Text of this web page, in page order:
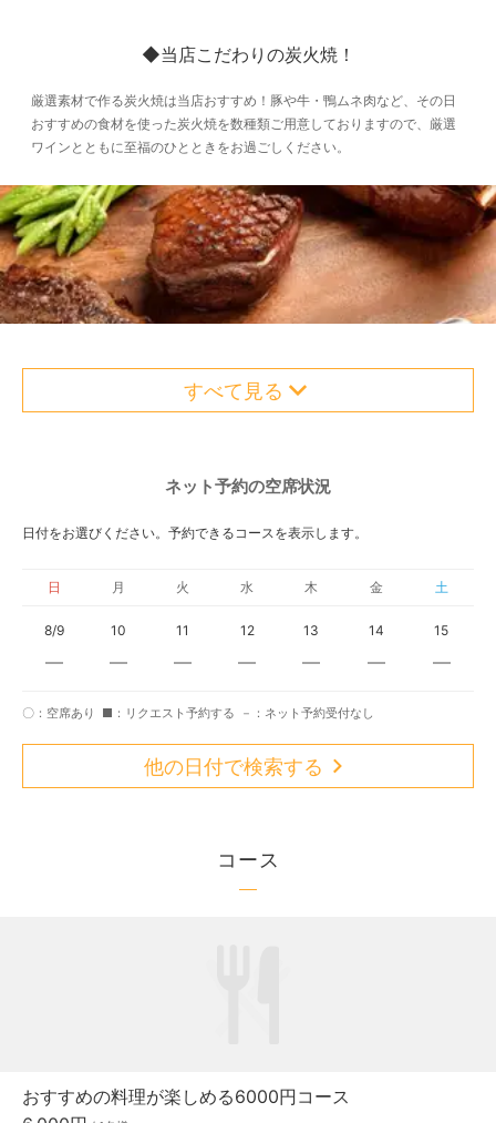
◆当店こだわりの炭火焼！
厳選素材で作る炭火焼は当店おすすめ！豚や牛・鴨ムネ肉など、その日
おすすめの食材を使った炭火焼を数種類ご用意しておりますので、厳選
ワインとともに至福のひとときをお過ごしください。
すべて見る
ネット予約の空席状況
日付をお選びください。予約できるコースを表示します。
日 月 火 水 木 金 土
8/9 10 11 12 13 14 15
〇：空席あり ■：リクエスト予約する －：ネット予約受付なし
他の日付で検索する
コース
おすすめの料理が楽しめる6000円コース